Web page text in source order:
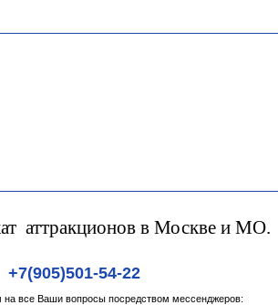
аттракционов в Москве и МО.
+7(905)501-54-22
на все Ваши вопросы посредством мессенджеров: